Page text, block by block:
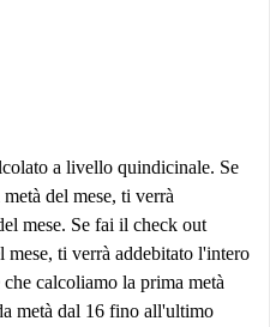
a livello quindicinale. Se
del mese, ti verrà
mese. Se fai il check out
mese, ti verrà addebitato l'intero
calcoliamo la prima metà
metà dal 16 fino all'ultimo